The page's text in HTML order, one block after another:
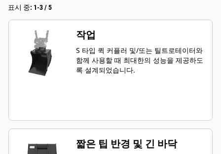
표시 중: 1-3 / 5
작업
S 타입 퀵 커플러 및/또는 틸트로테이터와
함께 사용할 때 최대한의 성능을 제공하도
록 설계되었습니다.
짧은 팁 반경 및 긴 바닥